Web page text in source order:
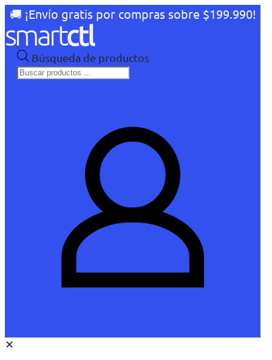
🚚 ¡Envío gratis por compras sobre $199.990!
Búsqueda de productos
✕